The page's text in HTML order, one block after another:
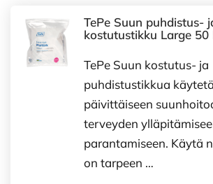
TePe Suun puhdistus-
kostutustikku Large 50
TePe Suun kostutus- ja
puhdistustikkua
päivittäiseen
terveyden
parantamiseen. Käytä
on tarpeen …